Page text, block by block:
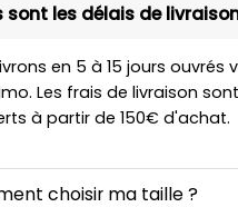
sont les délais de
en 5 à 15 jours ouvrés
Les frais de livraison sont
à partir de 150€ d'achat.
choisir ma taille ?